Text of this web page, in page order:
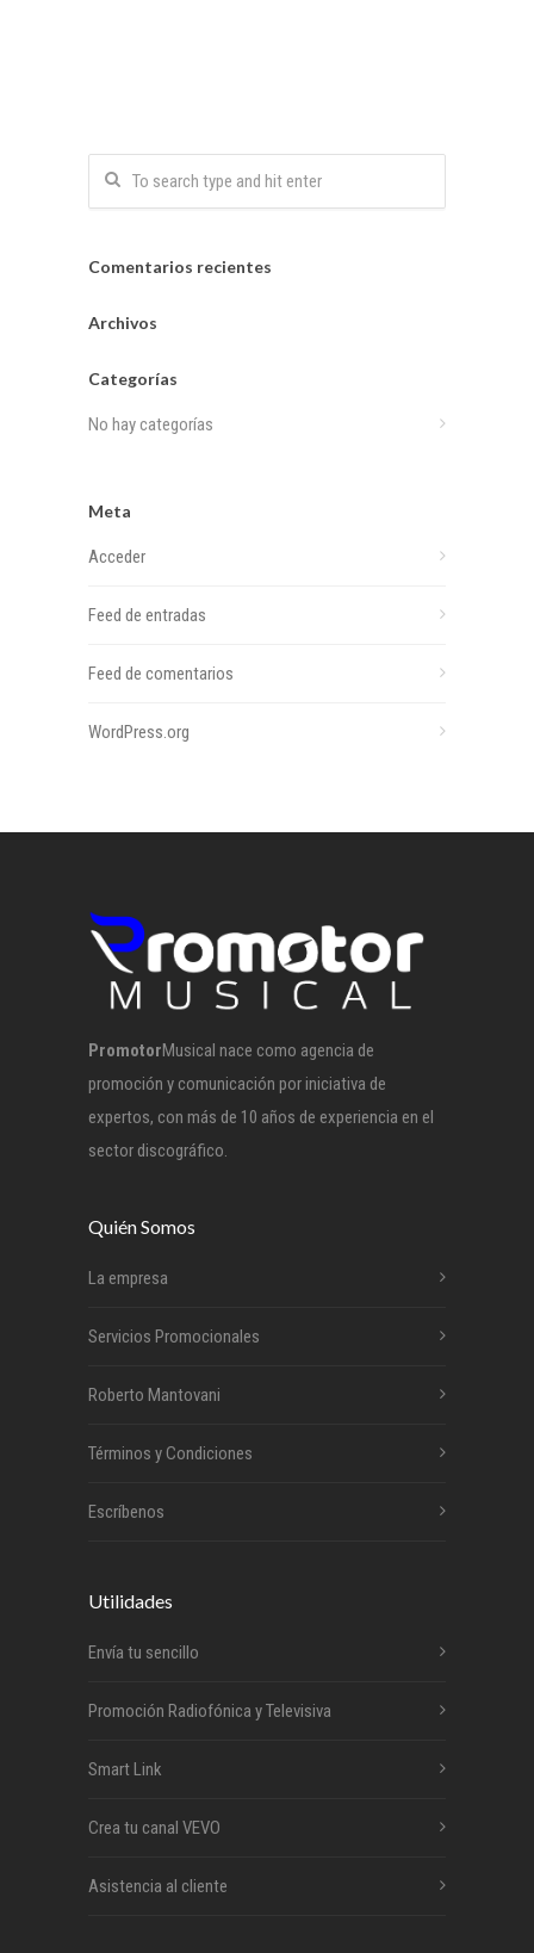
Comentarios recientes
Archivos
Categorías
No hay categorías
Meta
Acceder
Feed de entradas
Feed de comentarios
WordPress.org
PromotorMusical nace como agencia de
promoción y comunicación por iniciativa de
expertos, con más de 10 años de experiencia en el
sector discográfico.
Quién Somos
La empresa
Servicios Promocionales
Roberto Mantovani
Términos y Condiciones
Escríbenos
Utilidades
Envía tu sencillo
Promoción Radiofónica y Televisiva
Smart Link
Crea tu canal VEVO
Asistencia al cliente